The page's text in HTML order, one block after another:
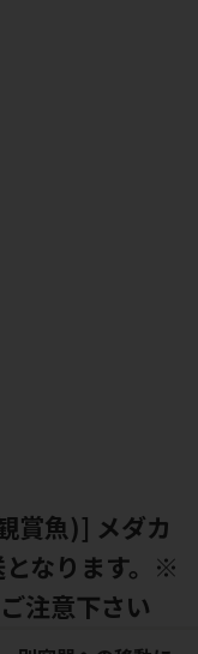
賞魚)] メダカ
なります。※
注意下さい